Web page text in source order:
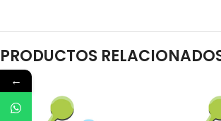
PRODUCTOS
←